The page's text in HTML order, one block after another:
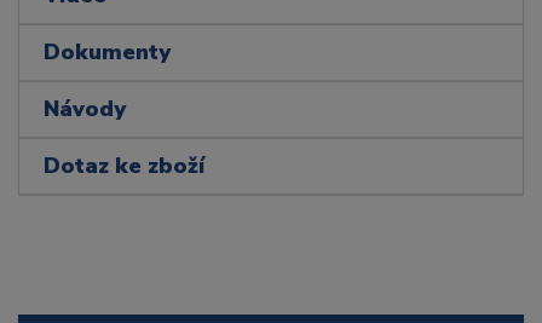
Dokumenty
Návody
Dotaz ke zboží